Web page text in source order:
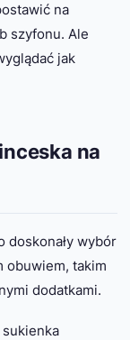
na
szyfonu. Ale
jak
na
doskonały wybór
obuwiem, takim
dodatkami.